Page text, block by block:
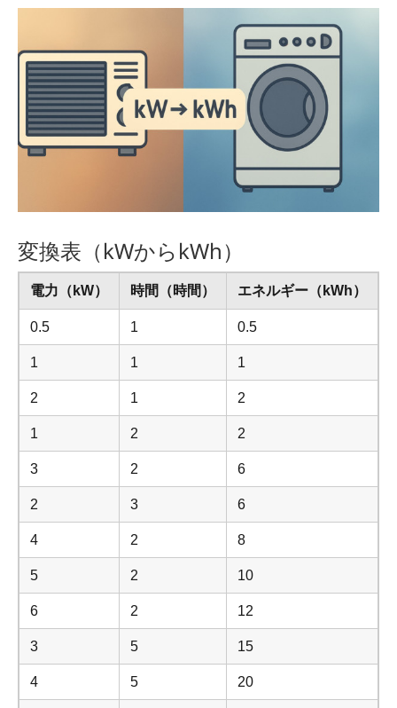
変換表（kWからkWh）
電力（kW） 時間（時間） エネルギー（kWh）
0.5 1 0.5
1 1 1
2 1 2
1 2 2
3 2 6
2 3 6
4 2 8
5 2 10
6 2 12
3 5 15
4 5 20